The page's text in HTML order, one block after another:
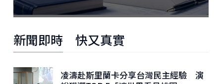
新聞即時 快又真實
凌濤赴斯里蘭卡分享台灣民主經驗 演